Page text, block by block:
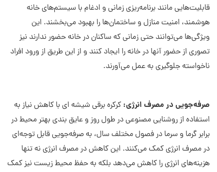
قابلیت‌هایی مانند برنامه‌ریزی زمانی و ادغام با سیستم‌های خانه
هوشمند، امنیت منازل و ساختمان‌ها را بهبود می‌بخشند. این
ویژگی‌ها می‌توانند حتی زمانی که ساکنان در خانه حضور ندارند نیز
تصوری از حضور آنها در خانه را ایجاد کنند و از این طریق از ورود افراد
ناخواسته جلوگیری به عمل می‌آورند.
صرفه‌جویی در مصرف انرژی: کرکره برقی شیشه ای با کاهش نیاز به
استفاده از روشنایی مصنوعی در طول روز و عایق بندی بهتر محیط در
برابر گرما و سرما در فصول مختلف سال، به صرفه‌جویی قابل توجه‌ای
در مصرف انرژی کمک می‌کنند. این کاهش در مصرف انرژی نه تنها
هزینه‌های انرژی را کاهش می‌دهد بلکه به حفظ محیط زیست نیز کمک